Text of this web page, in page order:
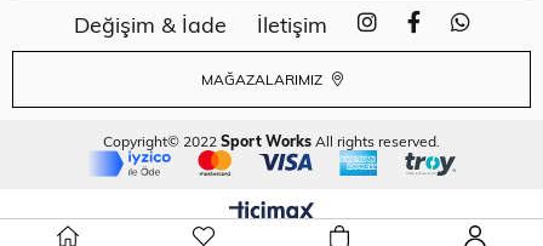
Değişim & İade İletişim
MAĞAZALARIMIZ
Copyright© 2022 Sport Works All rights reserved.